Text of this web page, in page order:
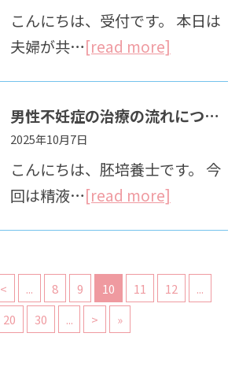
こんにちは、受付です。 本日は
夫婦が共…[read more]
男性不妊症の治療の流れについて
2025年10月7日
こんにちは、胚培養士です。 今
回は精液…[read more]
< ... 8 9 10 11 12
...
20
30 ... > »